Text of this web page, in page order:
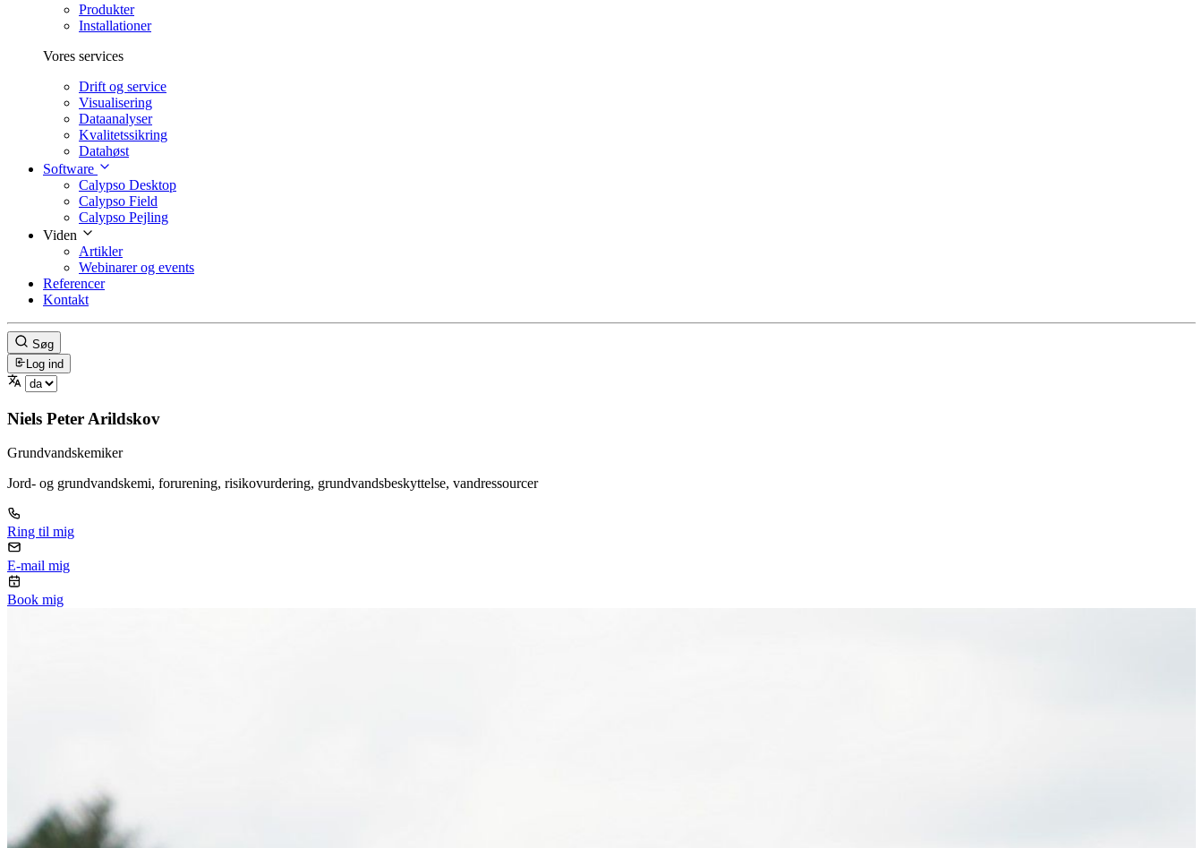
Produkter
Installationer
Vores services
Drift og service
Visualisering
Dataanalyser
Kvalitetssikring
Datahøst
Software
Calypso Desktop
Calypso Field
Calypso Pejling
Viden
Artikler
Webinarer og events
Referencer
Kontakt
Søg
Log ind
Niels Peter Arildskov
Grundvandskemiker
Jord- og grundvandskemi, forurening, risikovurdering, grundvandsbeskyttelse, vandressourcer
Ring til mig
E-mail mig
Book mig